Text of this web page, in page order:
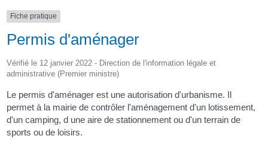
Fiche pratique
Permis d'aménager
Vérifié le 12 janvier 2022 - Direction de l'information légale et
administrative (Premier ministre)
Le permis d'aménager est une autorisation d'urbanisme. Il
permet à la mairie de contrôler l'aménagement d'un lotissement,
d'un camping, d une aire de stationnement ou d'un terrain de
sports ou de loisirs.